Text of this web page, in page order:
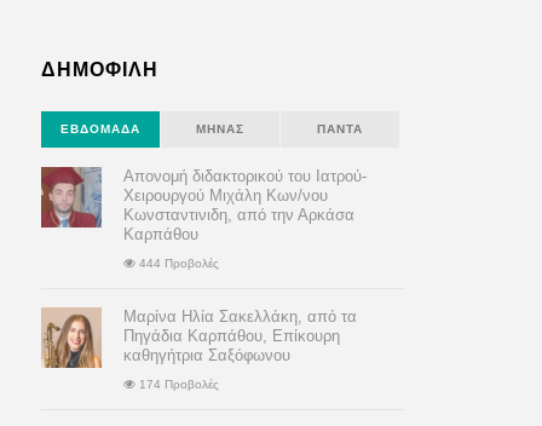
ΔΗΜΟΦΙΛΗ
ΕΒΔΟΜΆΔΑ ΜΉΝΑΣ ΠΆΝΤΑ
Απονομή διδακτορικού του Ιατρού-
Χειρουργού Μιχάλη Κων/νου
Κωνσταντινιδη, από την Αρκάσα
Καρπάθου
444 Προβολές
Μαρίνα Ηλία Σακελλάκη, από τα
Πηγάδια Καρπάθου, Επίκουρη
καθηγήτρια Σαξόφωνου
174 Προβολές